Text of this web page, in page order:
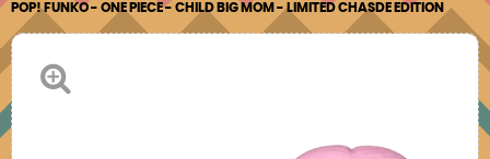
POP! FUNKO - ONE PIECE - CHILD BIG MOM - LIMITED CHASDE EDITION